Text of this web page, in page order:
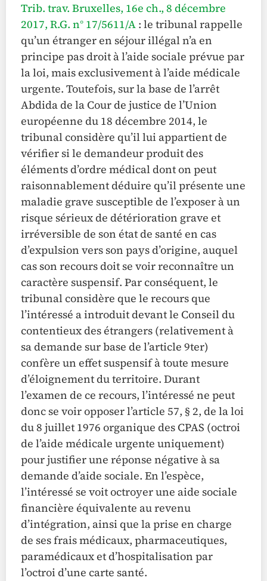
Trib. trav. Bruxelles, 16e ch., 8 décembre
2017, R.G. n° 17/5611/A : le tribunal rappelle
qu’un étranger en séjour illégal n’a en
principe pas droit à l’aide sociale prévue par
la loi, mais exclusivement à l’aide médicale
urgente. Toutefois, sur la base de l’arrêt
Abdida de la Cour de justice de l’Union
européenne du 18 décembre 2014, le
tribunal considère qu’il lui appartient de
vérifier si le demandeur produit des
éléments d’ordre médical dont on peut
raisonnablement déduire qu’il présente une
maladie grave susceptible de l’exposer à un
risque sérieux de détérioration grave et
irréversible de son état de santé en cas
d’expulsion vers son pays d’origine, auquel
cas son recours doit se voir reconnaître un
caractère suspensif. Par conséquent, le
tribunal considère que le recours que
l’intéressé a introduit devant le Conseil du
contentieux des étrangers (relativement à
sa demande sur base de l’article 9ter)
confère un effet suspensif à toute mesure
d’éloignement du territoire. Durant
l’examen de ce recours, l’intéressé ne peut
donc se voir opposer l’article 57, § 2, de la loi
du 8 juillet 1976 organique des CPAS (octroi
de l’aide médicale urgente uniquement)
pour justifier une réponse négative à sa
demande d’aide sociale. En l’espèce,
l’intéressé se voit octroyer une aide sociale
financière équivalente au revenu
d’intégration, ainsi que la prise en charge
de ses frais médicaux, pharmaceutiques,
paramédicaux et d’hospitalisation par
l’octroi d’une carte santé.